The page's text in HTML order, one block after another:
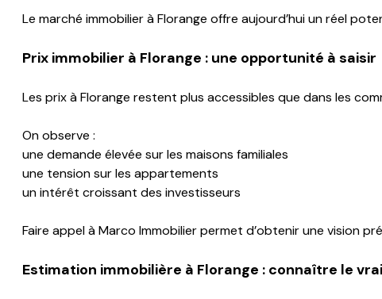
Le marché immobilier à Florange offre aujourd’hui un réel
Prix immobilier à Florange : une opportunité à saisir
Les prix à Florange restent plus accessibles que dans les
On observe :
une demande élevée sur les maisons familiales
une tension sur les appartements
un intérêt croissant des investisseurs
Faire appel à Marco Immobilier permet d’obtenir une vision
Estimation immobilière à Florange : connaître le